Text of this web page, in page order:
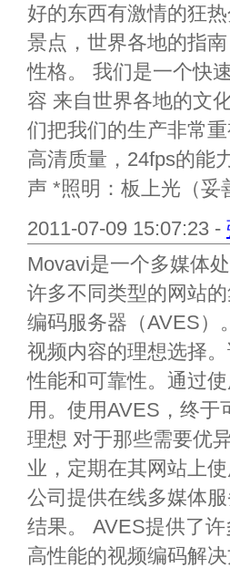
好的东西有激情的狂
景点，世界各地的指
性格。 我们是一个快
容 来自世界各地的文
们把我们的生产非常
高清质量，24fps的能
声 *照明：板上光（妥
2011-07-09 15:07:23 -
Movavi是一个多媒体
许多不同类型的网站
编码服务器（AVES）
视频内容的理想选择
性能和可靠性。通过
用。使用AVES，终
理想 对于那些需要优
业，定期在其网站上
公司提供在线多媒体
结果。 AVES提供了
高性能的视频编码解